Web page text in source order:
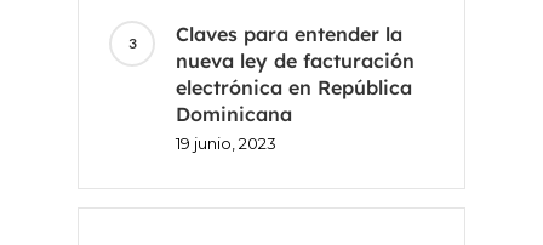
Claves para entender la
nueva ley de facturación
electrónica en República
Dominicana
19 junio, 2023